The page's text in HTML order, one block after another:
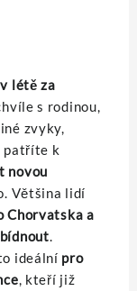
létě za
s rodinou,
zvyky,
patříte k
novou
Většina lidí
Chorvatska a
ideální pro
, kteří již